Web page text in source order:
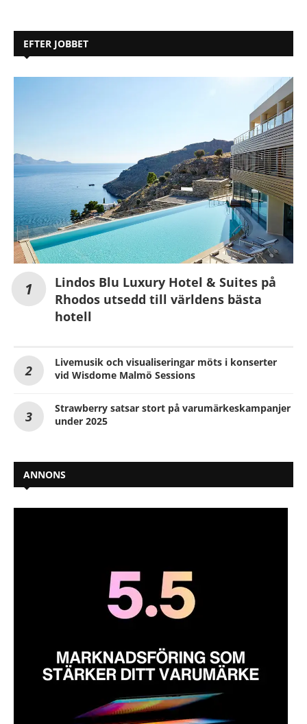
EFTER JOBBET
Lindos Blu Luxury Hotel & Suites på
Rhodos utsedd till världens bästa
hotell
Livemusik och visualiseringar möts i konserter
vid Wisdome Malmö Sessions
Strawberry satsar stort på varumärkeskampanjer
under 2025
ANNONS